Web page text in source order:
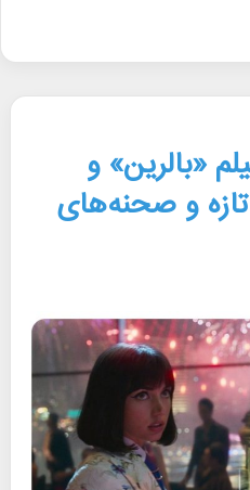
«بالرین» و
تازه و صحنه‌های